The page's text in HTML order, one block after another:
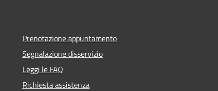
Prenotazione appuntamento
Segnalazione disservizio
Leggi le FAQ
Richiesta assistenza